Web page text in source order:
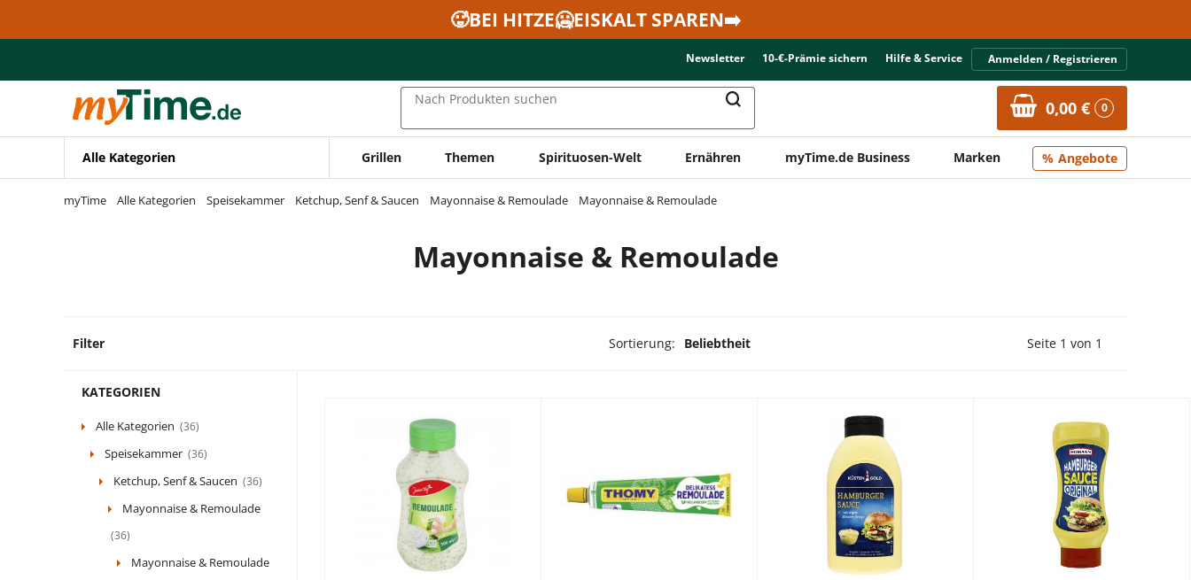
Zur Navigation springen
🥵BEI HITZE🥶EISKALT SPAREN➡️
Newsletter 10-€-Prämie sichern Hilfe & Service Anmelden / Registrieren
Nach Produkten suchen 0,00 € 0
Alle Kategorien Grillen Themen Spirituosen-Welt Ernähren myTime.de Business Marken Angebote
myTime Alle Kategorien Speisekammer Ketchup, Senf & Saucen Mayonnaise & Remoulade Mayonnaise & Remoulade
Mayonnaise & Remoulade
Filter Sortierung: Beliebtheit Vorherige Seite
Seite 1 von 1
KATEGORIEN
Alle Kategorien (36)
Speisekammer (36)
Ketchup, Senf & Saucen (36)
Mayonnaise & Remoulade
(36)
Mayonnaise & Remoulade